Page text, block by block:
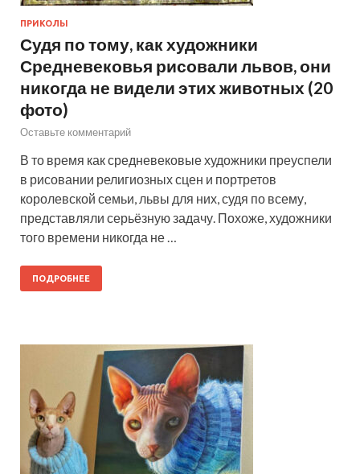
ПРИКОЛЫ
Судя по тому, как художники
Средневековья рисовали львов, они
никогда не видели этих животных (20
фото)
Оставьте комментарий
В то время как средневековые художники преуспели
в рисовании религиозных сцен и портретов
королевской семьи, львы для них, судя по всему,
представляли серьёзную задачу. Похоже, художники
того времени никогда не …
ПОДРОБНЕЕ